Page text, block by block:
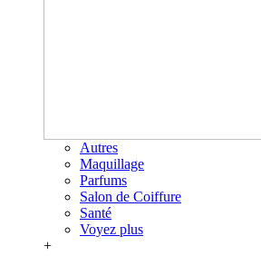
Autres
Maquillage
Parfums
Salon de Coiffure
Santé
Voyez plus
+